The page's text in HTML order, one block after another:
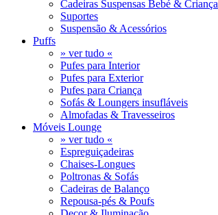
Cadeiras Suspensas Bebé & Criança
Suportes
Suspensão & Acessórios
Puffs
» ver tudo «
Pufes para Interior
Pufes para Exterior
Pufes para Criança
Sofás & Loungers insufláveis
Almofadas & Travesseiros
Móveis Lounge
» ver tudo «
Espreguiçadeiras
Chaises-Longues
Poltronas & Sofás
Cadeiras de Balanço
Repousa-pés & Poufs